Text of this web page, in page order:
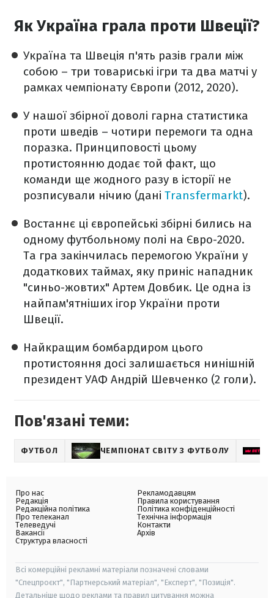
Як Україна грала проти Швеції?
Україна та Швеція п'ять разів грали між
собою – три товариські ігри та два матчі у
рамках чемпіонату Європи (2012, 2020).
У нашої збірної доволі гарна статистика
проти шведів – чотири перемоги та одна
поразка. Принциповості цьому
протистоянню додає той факт, що
команди ще жодного разу в історії не
розписували нічию (дані Transfermarkt).
Востаннє ці європейські збірні бились на
одному футбольному полі на Євро-2020.
Та гра закінчилась перемогою України у
додаткових таймах, яку приніс нападник
"синьо-жовтих" Артем Довбик. Це одна із
найпам'ятніших ігор України проти
Швеції.
Найкращим бомбардиром цього
протистояння досі залишається нинішній
президент УАФ Андрій Шевченко (2 голи).
Пов'язані теми:
ФУТБОЛ ЧЕМПІОНАТ СВІТУ З ФУТБОЛУ
Про нас
Редакція
Редакційна політика
Про телеканал
Телеведучі
Вакансії
Структура власності
Рекламодавцям
Правила користування
Політика конфіденційності
Технічна інформація
Контакти
Архів
Всі комерційні рекламні матеріали позначені словами
"Спецпроєкт", "Партнерський матеріал", "Експерт", "Позиція".
Детальніше щодо реклами та правил цитування можна